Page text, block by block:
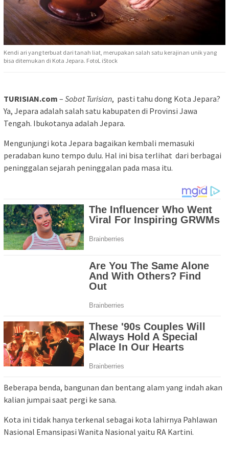
Kendi ari yang terbuat dari tanah liat, merupakan salah satu kerajinan unik yang
bisa ditemukan di Kota Jepara. FotoL iStock
TURISIAN.com – Sobat Turisian, pasti tahu dong Kota Jepara?
Ya, Jepara adalah salah satu kabupaten di Provinsi Jawa
Tengah. Ibukotanya adalah Jepara.
Mengunjungi kota Jepara bagaikan kembali memasuki
peradaban kuno tempo dulu. Hal ini bisa terlihat dari berbagai
peninggalan sejarah peninggalan pada masa itu.
Beberapa benda, bangunan dan bentang alam yang indah akan
kalian jumpai saat pergi ke sana.
Kota ini tidak hanya terkenal sebagai kota lahirnya Pahlawan
Nasional Emansipasi Wanita Nasional yaitu RA Kartini.